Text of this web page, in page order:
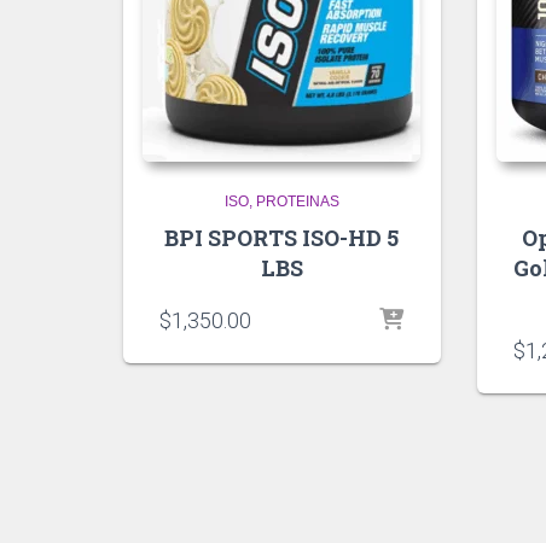
ISO PROTEINAS
BPI SPORTS ISO-HD 5
LBS
$1,350.00
$